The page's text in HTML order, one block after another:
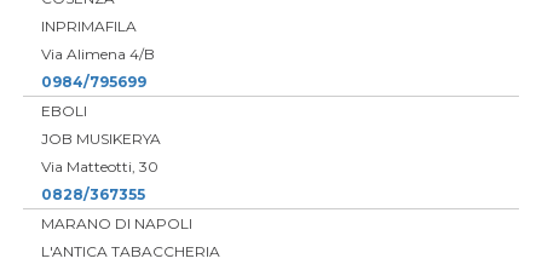
INPRIMAFILA
Via Alimena 4/B
0984/795699
EBOLI
JOB MUSIKERYA
Via Matteotti, 30
0828/367355
MARANO DI NAPOLI
L'ANTICA TABACCHERIA